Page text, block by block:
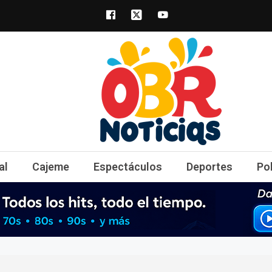
obrnoticias.com
obr noticias noticias, entretenimiento y
Cajeme Espectáculos Deportes